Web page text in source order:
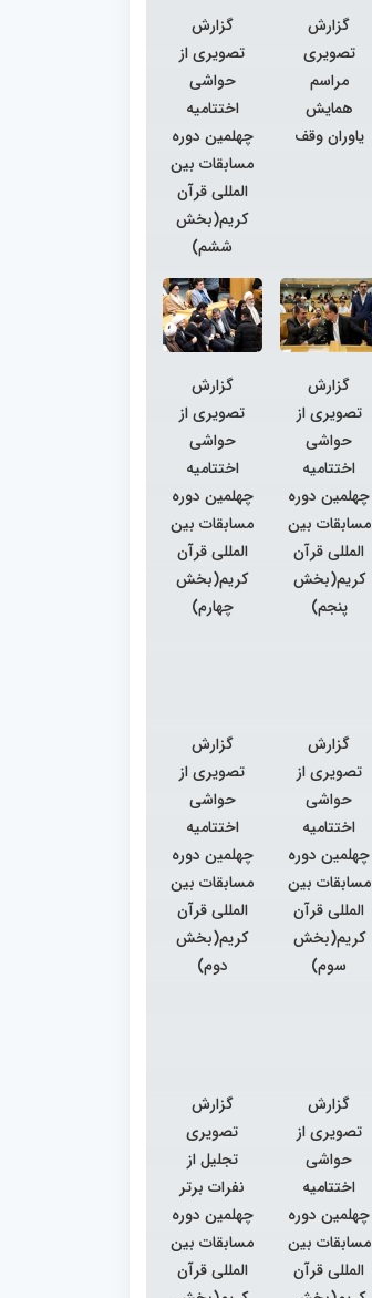
گزارش
تصویری
مراسم
همایش
یاوران وقف
گزارش
تصویری از
حواشی
اختتامیه
چهلمین دوره
مسابقات بین
المللی قرآن
کریم(بخش
ششم)
گزارش
تصویری از
حواشی
اختتامیه
چهلمین دوره
مسابقات بین
المللی قرآن
کریم(بخش
پنجم)
گزارش
تصویری از
حواشی
اختتامیه
چهلمین دوره
مسابقات بین
المللی قرآن
کریم(بخش
چهارم)
گزارش
تصویری از
حواشی
اختتامیه
چهلمین دوره
مسابقات بین
المللی قرآن
کریم(بخش
سوم)
گزارش
تصویری از
حواشی
اختتامیه
چهلمین دوره
مسابقات بین
المللی قرآن
کریم(بخش
دوم)
گزارش
تصویری از
حواشی
اختتامیه
چهلمین دوره
مسابقات بین
المللی قرآن
گزارش
تصویری
تجلیل از
نفرات برتر
چهلمین دوره
مسابقات بین
المللی قرآن